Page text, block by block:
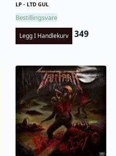
LP - LTD GUL
Bestillingsvare
Legg I Handlekurv 349